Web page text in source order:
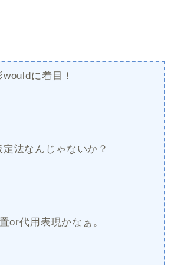
に着目！
法なんじゃないか？
or代用表現かなぁ。